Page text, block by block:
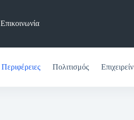
Επικοινωνία
Περιφέρειες Πολιτισμός Επιχειρείν